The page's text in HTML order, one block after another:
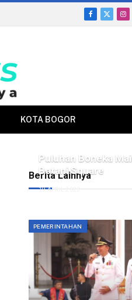
Facebook
X
KOTA BOGOR
Berita Lainnya
Puluhan Boneka
Botani Square
19 APRIL 2023
PEMERINTAHAN